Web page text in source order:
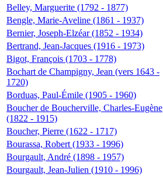
Belley, Marguerite (1792 - 1877)
Bengle, Marie-Aveline (1861 - 1937)
Bernier, Joseph-Elzéar (1852 - 1934)
Bertrand, Jean-Jacques (1916 - 1973)
Bigot, François (1703 - 1778)
Bochart de Champigny, Jean (vers 1643 -
1720)
Borduas, Paul-Émile (1905 - 1960)
Boucher de Boucherville, Charles-Eugène
(1822 - 1915)
Boucher, Pierre (1622 - 1717)
Bourassa, Robert (1933 - 1996)
Bourgault, André (1898 - 1957)
Bourgault, Jean-Julien (1910 - 1996)